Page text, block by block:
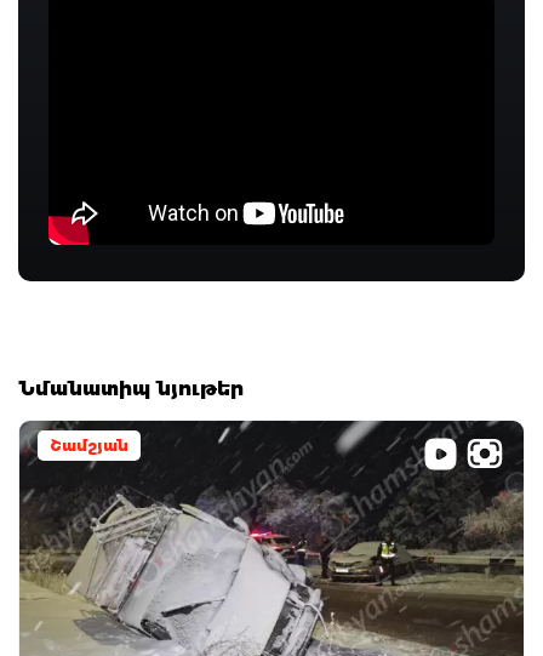
Նմանատիպ նյութեր
Շամշյան